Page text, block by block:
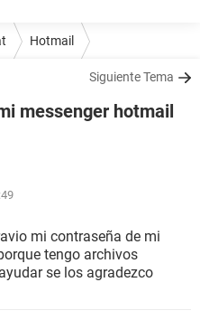
Hotmail
Siguiente Tema
messenger hotmail
mi contraseña de mi
tengo archivos
se los agradezco